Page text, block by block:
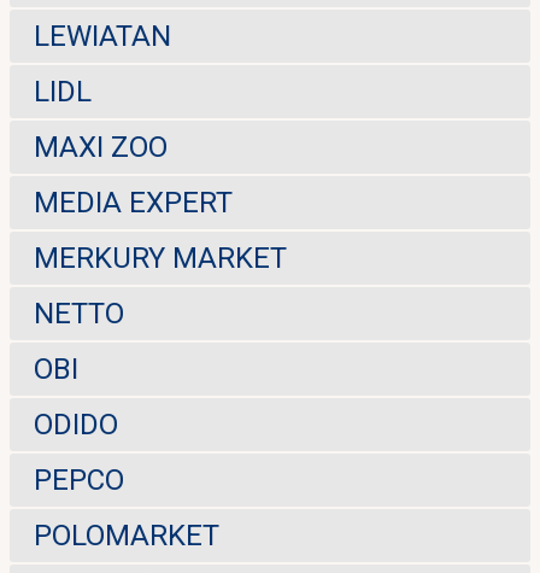
LEWIATAN
LIDL
MAXI ZOO
MEDIA EXPERT
MERKURY MARKET
NETTO
OBI
ODIDO
PEPCO
POLOMARKET